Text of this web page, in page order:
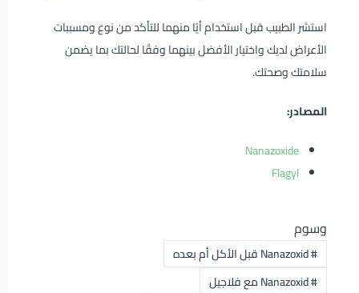
استشر الطبيب قبل استخدام أيًا منهما للتأكد من نوع ومسببات
الأعراض لديك واختيار الأفضل بينهما وفقًا لحالتك بما يضمن
سلامتك وصحتك.
المصادر:
Nanazoxide
Flagyl
وسوم
#Nanazoxid قبل الأكل أم بعده
#Nanazoxid مع فلاجيل